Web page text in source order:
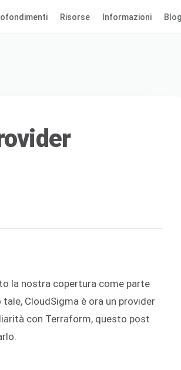
Risorse Informazioni Blog
la nostra copertura come parte
CloudSigma è ora un provider
con Terraform, questo post